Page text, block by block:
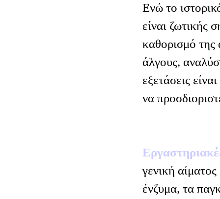
Ενώ το
είναι ζωτικής
καθορισμό της
άλγους,
εξετάσεις
να
γενική
ένζυμα, τα